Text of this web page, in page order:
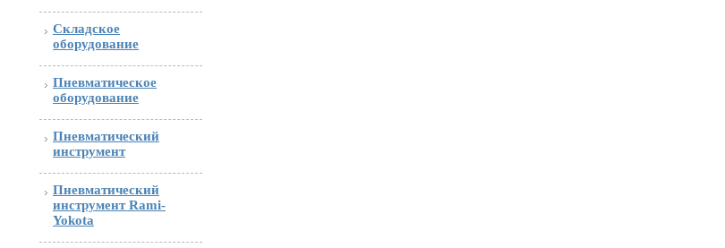
Складское
оборудование
Пневматическое
оборудование
Пневматический
инструмент
Пневматический
инструмент Rami-
Yokota